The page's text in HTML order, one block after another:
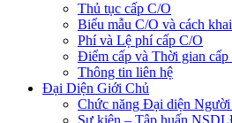
Thủ tục cấp C/O
Biểu mẫu C/O và cách khai
Phí và Lệ phí cấp C/O
Điểm cấp và Thời gian cấp
Thông tin liên hệ
Đại Diện Giới Chủ
Chức năng Đại diện
Sự kiện – Tập huấn